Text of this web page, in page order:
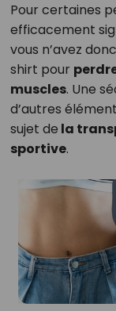
Pour certaines
efficacement
vous n’avez
shirt pour
muscles. Une
d’autres
sujet de la
sportive.